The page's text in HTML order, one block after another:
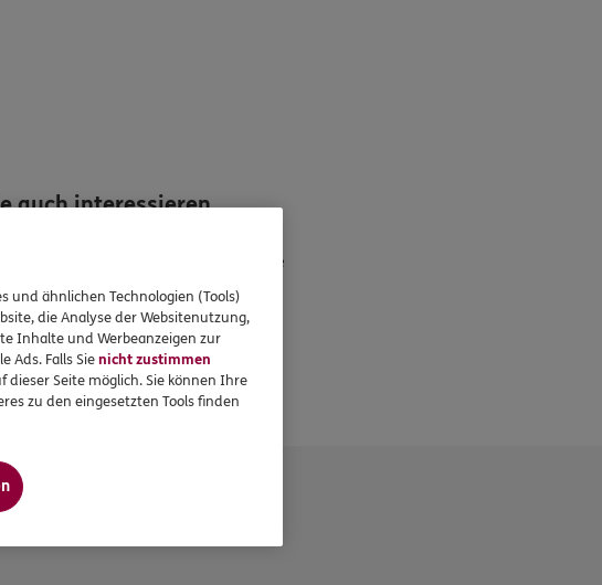
auch interessieren
Standorte
und ähnlichen Technologien (Tools)
die Analyse der Websitenutzung,
Inhalte und Werbeanzeigen zur
Ads. Falls Sienicht zustimmen
Seite möglich. Sie können Ihre
zu den eingesetzten Tools finden